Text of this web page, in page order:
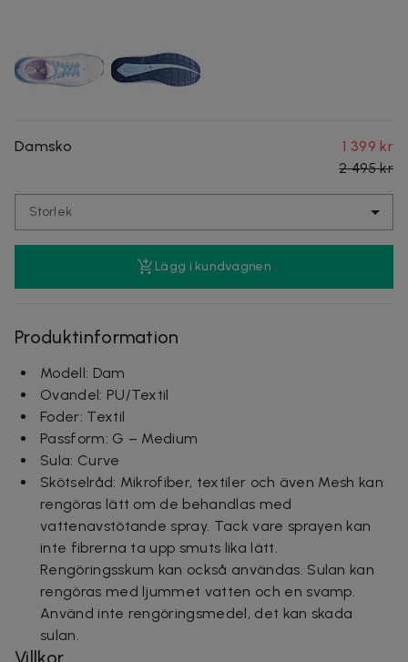
Damsko
1 399 kr
2 495 kr
Storlek
Lägg i kundvagnen
Produktinformation
Modell: Dam
Ovandel: PU/Textil
Foder: Textil
Passform: G – Medium
Sula: Curve
Skötselråd: Mikrofiber, textiler och även Mesh kan
rengöras lätt om de behandlas med
vattenavstötande spray. Tack vare sprayen kan
inte fibrerna ta upp smuts lika lätt.
Rengöringsskum kan också användas. Sulan kan
rengöras med ljummet vatten och en svamp.
Använd inte rengöringsmedel, det kan skada
sulan.
Villkor